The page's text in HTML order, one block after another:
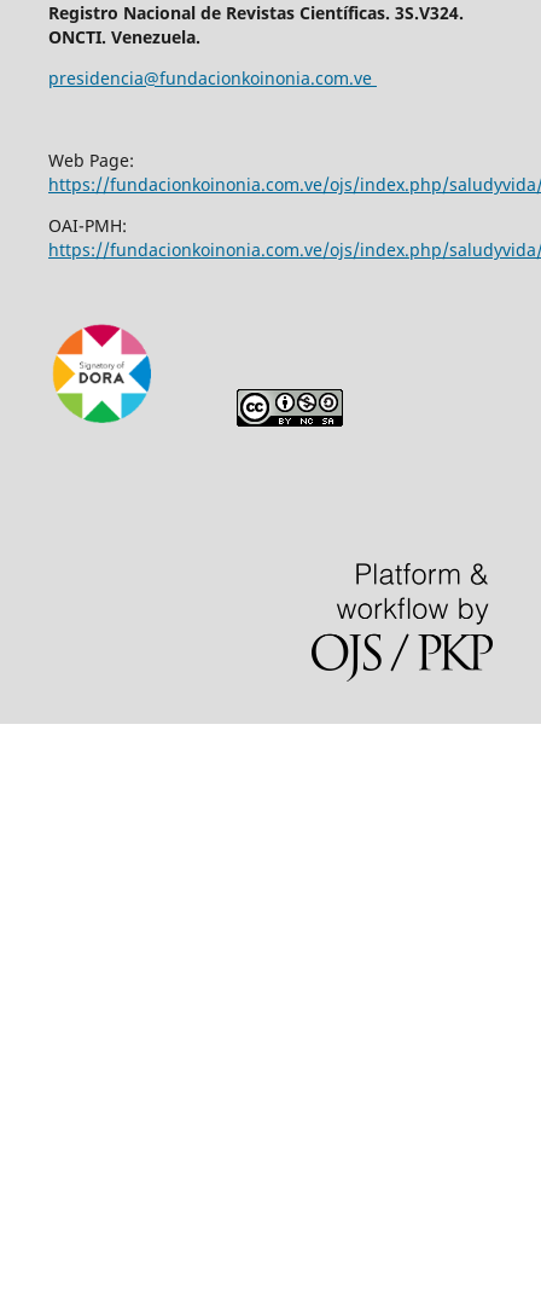
Registro Nacional de Revistas Científicas. 3S.V324.
ONCTI. Venezuela.
presidencia@fundacionkoinonia.com.ve
Web Page:
https://fundacionkoinonia.com.ve/ojs/index.php/
OAI-PMH:
https://fundacionkoinonia.com.ve/ojs/index.php/